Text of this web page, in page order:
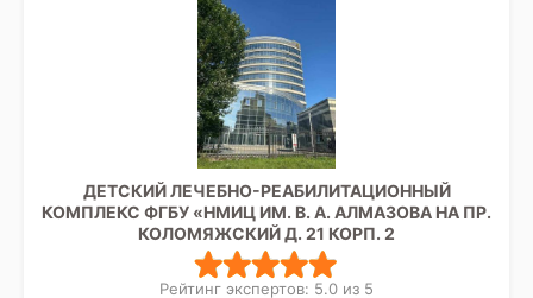
ДЕТСКИЙ ЛЕЧЕБНО-РЕАБИЛИТАЦИОННЫЙ
КОМПЛЕКС ФГБУ «НМИЦ ИМ. В. А. АЛМАЗОВА НА ПР.
КОЛОМЯЖСКИЙ Д. 21 КОРП. 2
Рейтинг экспертов: 5.0 из 5